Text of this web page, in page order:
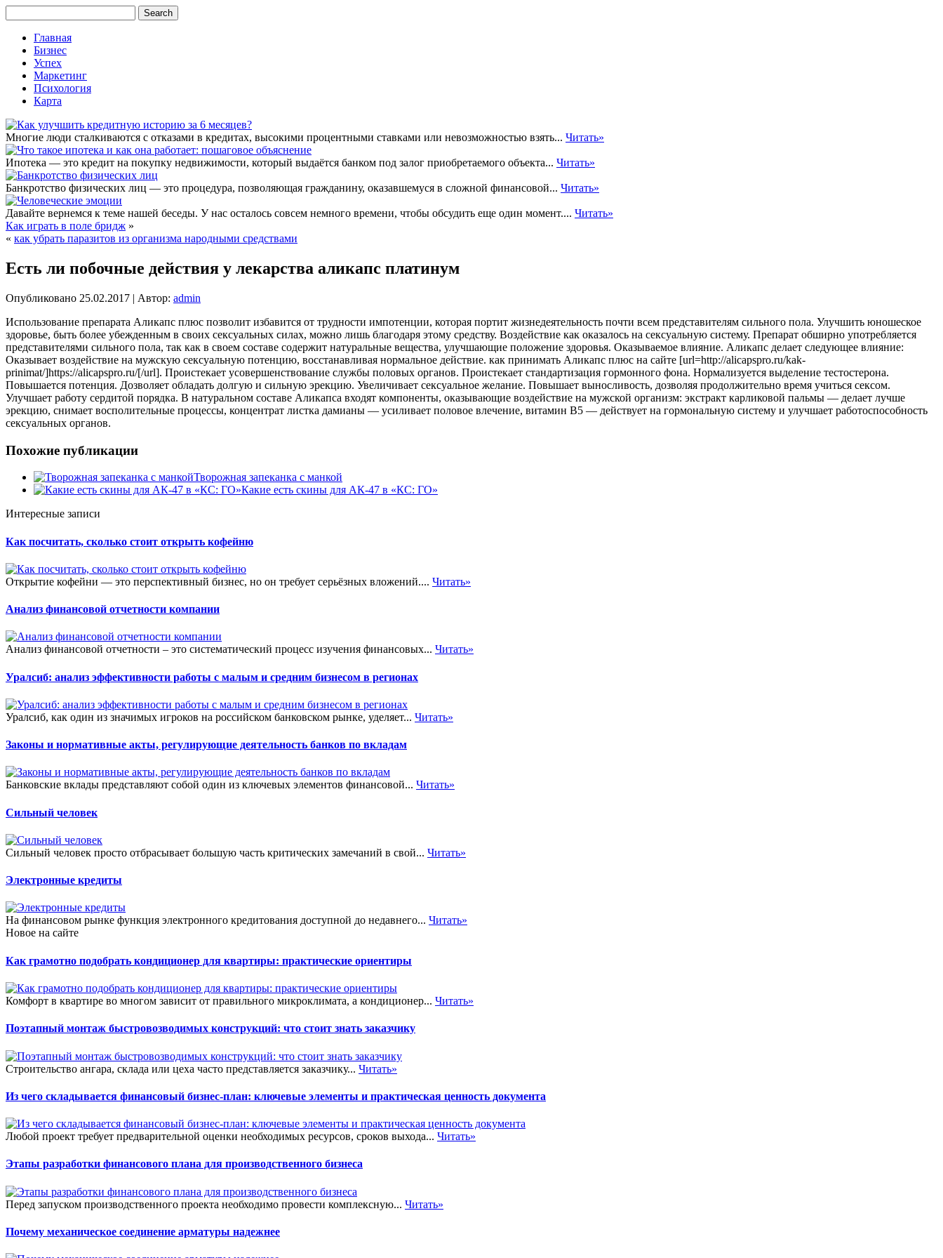
Главная
Бизнес
Успех
Маркетинг
Психология
Карта
Многие люди сталкиваются с отказами в кредитах, высокими процентными ставками или невозможностью взять... Читать»
Ипотека — это кредит на покупку недвижимости, который выдаётся банком под залог приобретаемого объекта... Читать»
Банкротство физических лиц — это процедура, позволяющая гражданину, оказавшемуся в сложной финансовой... Читать»
Давайте вернемся к теме нашей беседы. У нас осталось совсем немного времени, чтобы обсудить еще один момент.... Читать»
Как играть в поле бридж »
« как убрать паразитов из организма народными средствами
Есть ли побочные действия у лекарства аликапс платинум
Опубликовано 25.02.2017 | Автор: admin
Использование препарата Аликапс плюс позволит избавится от трудности импотенции, которая портит жизнедеятельность почти всем представителям сильного пола. Улучшить юношеское
здоровье, быть более убежденным в своих сексуальных силах, можно лишь благодаря этому средству. Воздействие как оказалось на сексуальную систему. Препарат обширно употребляется
представителями сильного пола, так как в своем составе содержит натуральные вещества, улучшающие положение здоровья. Оказываемое влияние. Аликапс делает следующее влияние:
Оказывает воздействие на мужскую сексуальную потенцию, восстанавливая нормальное действие. как принимать Аликапс плюс на сайте [url=http://alicapspro.ru/kak-
prinimat/]https://alicapspro.ru/[/url]. Проистекает усовершенствование службы половых органов. Проистекает стандартизация гормонного фона. Нормализуется выделение тестостерона.
Повышается потенция. Дозволяет обладать долгую и сильную эрекцию. Увеличивает сексуальное желание. Повышает выносливость, дозволяя продолжительно время учиться сексом.
Улучшает работу сердитой порядка. В натуральном составе Аликапса входят компоненты, оказывающие воздействие на мужской организм: экстракт карликовой пальмы — делает лучше
эрекцию, снимает восполительные процессы, концентрат листка дамианы — усиливает половое влечение, витамин В5 — действует на гормональную систему и улучшает работоспособность
сексуальных органов.
Похожие публикации
Творожная запеканка с манкой
Какие есть скины для АК-47 в «КС: ГО»
Интересные записи
Как посчитать, сколько стоит открыть кофейню
Открытие кофейни — это перспективный бизнес, но он требует серьёзных вложений.... Читать»
Анализ финансовой отчетности компании
Анализ финансовой отчетности – это систематический процесс изучения финансовых... Читать»
Уралсиб: анализ эффективности работы с малым и средним бизнесом в регионах
Уралсиб, как один из значимых игроков на российском банковском рынке, уделяет... Читать»
Законы и нормативные акты, регулирующие деятельность банков по вкладам
Банковские вклады представляют собой один из ключевых элементов финансовой... Читать»
Сильный человек
Сильный человек просто отбрасывает большую часть критических замечаний в свой... Читать»
Электронные кредиты
На финансовом рынке функция электронного кредитования доступной до недавнего... Читать»
Новое на сайте
Как грамотно подобрать кондиционер для квартиры: практические ориентиры
Комфорт в квартире во многом зависит от правильного микроклимата, а кондиционер... Читать»
Поэтапный монтаж быстровозводимых конструкций: что стоит знать заказчику
Строительство ангара, склада или цеха часто представляется заказчику... Читать»
Из чего складывается финансовый бизнес-план: ключевые элементы и практическая ценность документа
Любой проект требует предварительной оценки необходимых ресурсов, сроков выхода... Читать»
Этапы разработки финансового плана для производственного бизнеса
Перед запуском производственного проекта необходимо провести комплексную... Читать»
Почему механическое соединение арматуры надежнее